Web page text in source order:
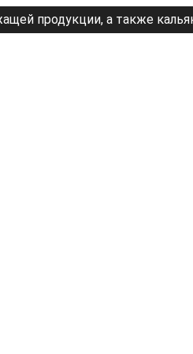
продукции, а также